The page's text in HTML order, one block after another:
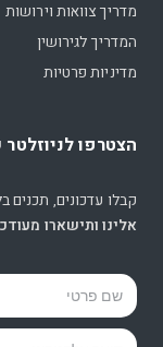
מדריך צוואות וירושות
המדריך לגירושין
מדיניות פרטיות
הצטרפו לניוזלטר
קבלו עדכונים, תכנים
אלינו ותישארו